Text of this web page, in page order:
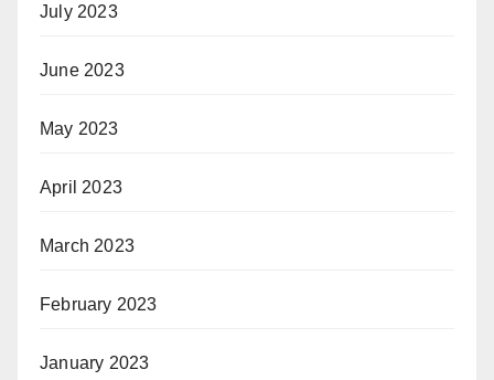
July 2023
June 2023
May 2023
April 2023
March 2023
February 2023
January 2023